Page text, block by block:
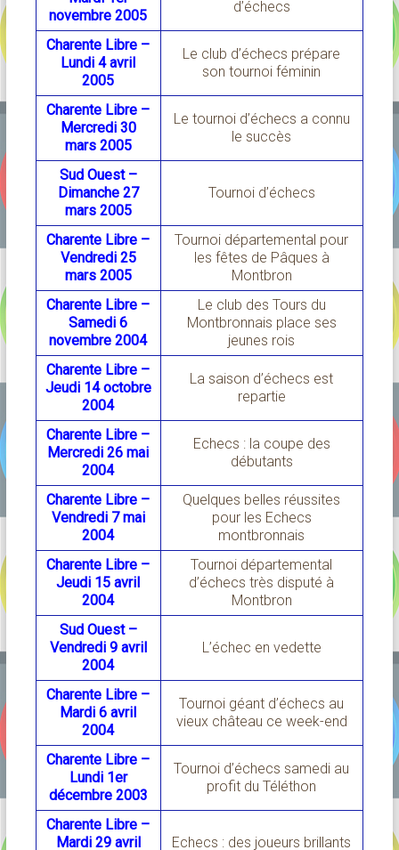
novembre 2005
d’échecs
Charente Libre –
Lundi 4 avril
2005
Le club d’échecs prépare
son tournoi féminin
Charente Libre –
Mercredi 30
mars 2005
Le tournoi d’échecs a connu
le succès
Sud Ouest –
Dimanche 27
mars 2005
Tournoi d’échecs
Charente Libre –
Vendredi 25
mars 2005
Tournoi départemental pour
les fêtes de Pâques à
Montbron
Charente Libre –
Samedi 6
novembre 2004
Le club des Tours du
Montbronnais place ses
jeunes rois
Charente Libre –
Jeudi 14 octobre
2004
La saison d’échecs est
repartie
Charente Libre –
Mercredi 26 mai
2004
Echecs : la coupe des
débutants
Charente Libre –
Vendredi 7 mai
2004
Quelques belles réussites
pour les Echecs
montbronnais
Charente Libre –
Jeudi 15 avril
2004
Tournoi départemental
d’échecs très disputé à
Montbron
Sud Ouest –
Vendredi 9 avril
2004
L’échec en vedette
Charente Libre –
Mardi 6 avril
2004
Tournoi géant d’échecs au
vieux château ce week-end
Charente Libre –
Lundi 1er
décembre 2003
Tournoi d’échecs samedi au
profit du Téléthon
Charente Libre –
Mardi 29 avril
Echecs : des joueurs brillants